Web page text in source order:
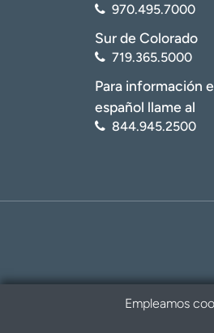
970.495.7000
Sur de Colorado
719.365.5000
Para información
español llame al
844.945.2500
Empleamos